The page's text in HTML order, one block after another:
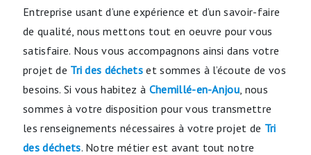
Entreprise usant d’une expérience et d’un savoir-faire
de qualité, nous mettons tout en oeuvre pour vous
satisfaire. Nous vous accompagnons ainsi dans votre
projet de Tri des déchets et sommes à l’écoute de vos
besoins. Si vous habitez à Chemillé-en-Anjou, nous
sommes à votre disposition pour vous transmettre
les renseignements nécessaires à votre projet de Tri
des déchets. Notre métier est avant tout notre